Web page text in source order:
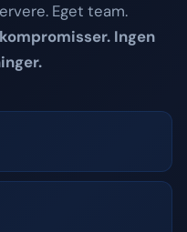
Eget team.
Ingen